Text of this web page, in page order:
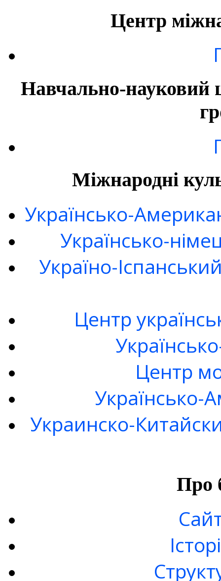
Центр
Навчально-науковий
Міжнародні
Українсько-
Українсько-
Україно-
Центр
Центр
Українсько-
Украинско-
Про